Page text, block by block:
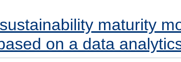
maturity
on a data